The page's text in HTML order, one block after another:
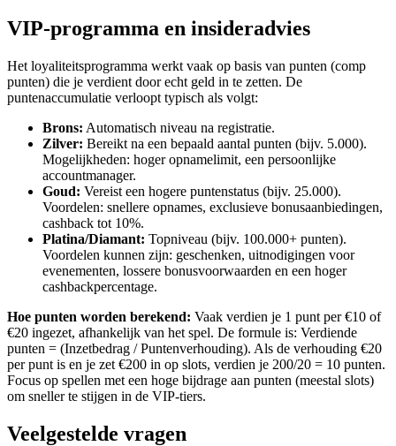
VIP-programma en insideradvies
Het loyaliteitsprogramma werkt vaak op basis van punten (comp
punten) die je verdient door echt geld in te zetten. De
puntenaccumulatie verloopt typisch als volgt:
Brons: Automatisch niveau na registratie.
Zilver: Bereikt na een bepaald aantal punten (bijv. 5.000).
Mogelijkheden: hoger opnamelimit, een persoonlijke
accountmanager.
Goud: Vereist een hogere puntenstatus (bijv. 25.000).
Voordelen: snellere opnames, exclusieve bonusaanbiedingen,
cashback tot 10%.
Platina/Diamant: Topniveau (bijv. 100.000+ punten).
Voordelen kunnen zijn: geschenken, uitnodigingen voor
evenementen, lossere bonusvoorwaarden en een hoger
cashbackpercentage.
Hoe punten worden berekend: Vaak verdien je 1 punt per €10 of
€20 ingezet, afhankelijk van het spel. De formule is: Verdiende
punten = (Inzetbedrag / Puntenverhouding). Als de verhouding €20
per punt is en je zet €200 in op slots, verdien je 200/20 = 10 punten.
Focus op spellen met een hoge bijdrage aan punten (meestal slots)
om sneller te stijgen in de VIP-tiers.
Veelgestelde vragen